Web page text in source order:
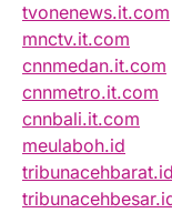
tvonenews.it.com
mnctv.it.com
cnnmedan.it.com
cnnmetro.it.com
cnnbali.it.com
meulaboh.id
tribunacehbarat.id